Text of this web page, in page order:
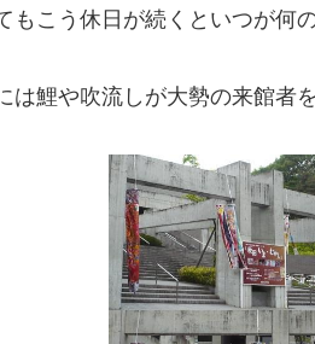
もこう休日が続くといつが何
は鯉や吹流しが大勢の来館者